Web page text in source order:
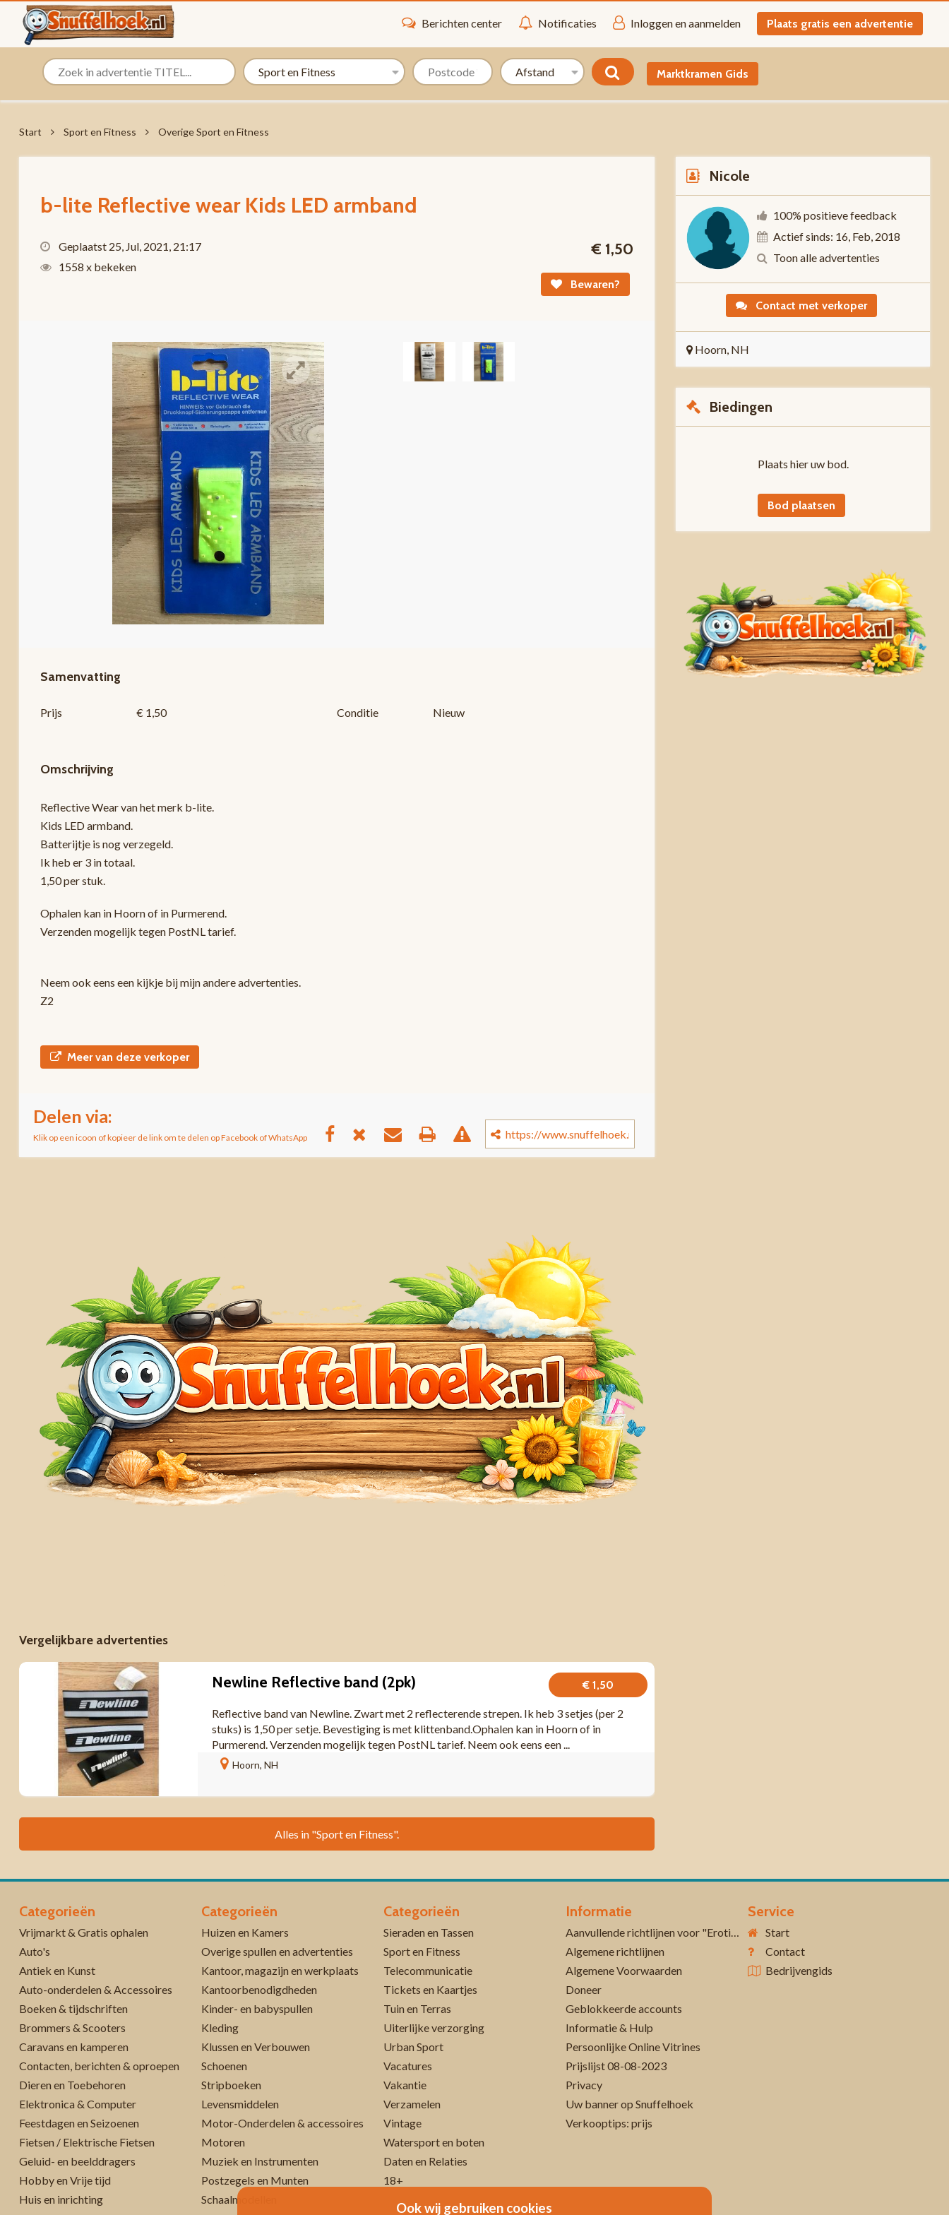
Berichten center Notificaties Inloggen en aanmelden Plaats gratis een advertentie
Marktkramen Gids
Start Sport en Fitness Overige Sport en Fitness
b-lite Reflective wear Kids LED armband
Geplaatst 25, Jul, 2021, 21:17
1558 x bekeken
€ 1,50
Bewaren?
Samenvatting
Prijs € 1,50 Conditie Nieuw
Omschrijving
Reflective Wear van het merk b-lite.
Kids LED armband.
Batterijtje is nog verzegeld.
Ik heb er 3 in totaal.
1,50 per stuk.
Ophalen kan in Hoorn of in Purmerend.
Verzenden mogelijk tegen PostNL tarief.
Neem ook eens een kijkje bij mijn andere advertenties.
Z2
Meer van deze verkoper
Delen via:
Klik op een icoon of kopieer de link om te delen op Facebook of WhatsApp
Nicole
100% positieve feedback
Actief sinds: 16, Feb, 2018
Toon alle advertenties
Contact met verkoper
Hoorn, NH
Biedingen
Plaats hier uw bod.
Bod plaatsen
Vergelijkbare advertenties
€ 1,50
Newline Reflective band (2pk)
Reflective band van Newline. Zwart met 2 reflecterende strepen. Ik heb 3 setjes (per 2
stuks) is 1,50 per setje. Bevestiging is met klittenband.Ophalen kan in Hoorn of in
Purmerend. Verzenden mogelijk tegen PostNL tarief. Neem ook eens een ...
Hoorn, NH
Alles in "Sport en Fitness".
Categorieën
Vrijmarkt & Gratis ophalen
Auto's
Antiek en Kunst
Auto-onderdelen & Accessoires
Boeken & tijdschriften
Brommers & Scooters
Caravans en kamperen
Contacten, berichten & oproepen
Dieren en Toebehoren
Elektronica & Computer
Feestdagen en Seizoenen
Fietsen / Elektrische Fietsen
Geluid- en beelddragers
Hobby en Vrije tijd
Huis en inrichting
Categorieën
Huizen en Kamers
Overige spullen en advertenties
Kantoor, magazijn en werkplaats
Kantoorbenodigdheden
Kinder- en babyspullen
Kleding
Klussen en Verbouwen
Schoenen
Stripboeken
Levensmiddelen
Motor-Onderdelen & accessoires
Motoren
Muziek en Instrumenten
Postzegels en Munten
Schaalmodellen
Categorieën
Sieraden en Tassen
Sport en Fitness
Telecommunicatie
Tickets en Kaartjes
Tuin en Terras
Uiterlijke verzorging
Urban Sport
Vacatures
Vakantie
Verzamelen
Vintage
Watersport en boten
Daten en Relaties
18+
Informatie
Aanvullende richtlijnen voor "Erotiek 18+"
Algemene richtlijnen
Algemene Voorwaarden
Doneer
Geblokkeerde accounts
Informatie & Hulp
Persoonlijke Online Vitrines
Prijslijst 08-08-2023
Privacy
Uw banner op Snuffelhoek
Verkooptips: prijs
Service
Start
Contact
Bedrijvengids
Ook wij gebruiken cookies